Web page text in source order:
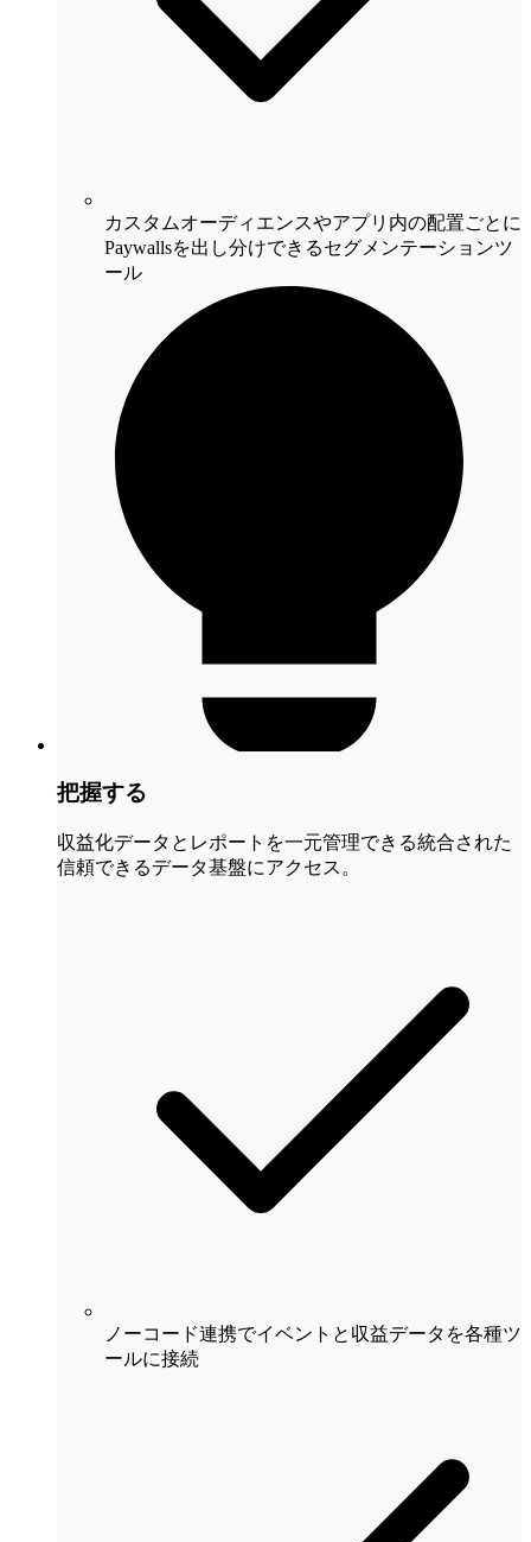
カスタムオーディエンスやアプリ内の配置ごとに
Paywallsを出し分けできるセグメンテーションツ
ール
把握する
収益化データとレポートを一元管理できる統合された
信頼できるデータ基盤にアクセス。
ノーコード連携でイベントと収益データを各種ツ
ールに接続